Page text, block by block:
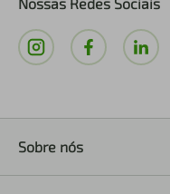
Sobre nós